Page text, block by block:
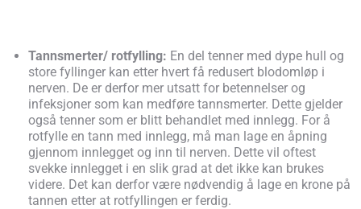
Tannsmerter/ rotfylling: En del tenner med dype hull og
store fyllinger kan etter hvert få redusert blodomløp i
nerven. De er derfor mer utsatt for betennelser og
infeksjoner som kan medføre tannsmerter. Dette gjelder
også tenner som er blitt behandlet med innlegg. For å
rotfylle en tann med innlegg, må man lage en åpning
gjennom innlegget og inn til nerven. Dette vil oftest
svekke innlegget i en slik grad at det ikke kan brukes
videre. Det kan derfor være nødvendig å lage en krone på
tannen etter at rotfyllingen er ferdig.